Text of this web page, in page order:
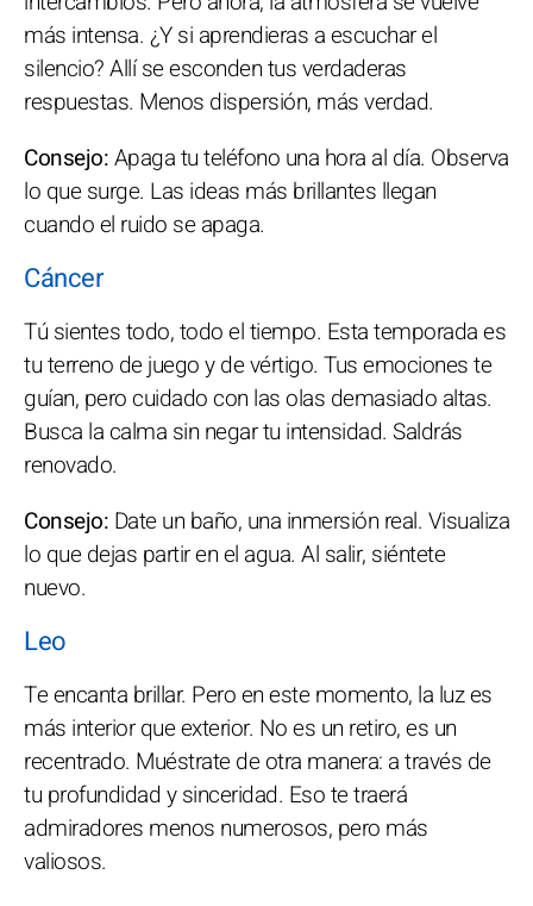
más intensa. ¿Y si aprendieras a escuchar el
silencio? Allí se esconden tus verdaderas
respuestas. Menos dispersión, más verdad.
Consejo:Apaga tu teléfono una hora al día. Observa
lo que surge. Las ideas más brillantes llegan
cuando el ruido se apaga.
Cáncer
Tú sientes todo, todo el tiempo. Esta temporada es
tu terreno de juego y de vértigo. Tus emociones te
guían, pero cuidado con las olas demasiado altas.
Busca la calma sin negar tu intensidad. Saldrás
renovado.
Consejo: Date un baño, una inmersión real. Visualiza
lo que dejas partir en el agua. Al salir, siéntete
nuevo.
Leo
Te encanta brillar. Pero en este momento, la luz es
más interior que exterior. No es un retiro, es un
recentrado. Muéstrate de otra manera: a través de
tu profundidad y sinceridad. Eso te traerá
admiradores menos numerosos, pero más
valiosos.